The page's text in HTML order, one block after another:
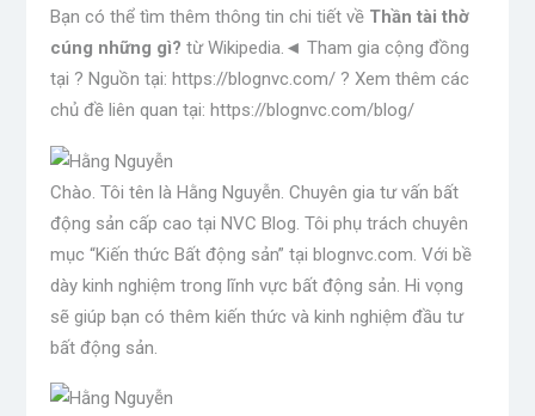
Bạn có thể tìm thêm thông tin chi tiết về Thần tài thờ
cúng những gì? từ Wikipedia.◄ Tham gia cộng đồng
tại ? Nguồn tại: https://blognvc.com/ ? Xem thêm các
chủ đề liên quan tại: https://blognvc.com/blog/
Chào. Tôi tên là Hằng Nguyễn. Chuyên gia tư vấn bất
động sản cấp cao tại NVC Blog. Tôi phụ trách chuyên
mục “Kiến thức Bất động sản” tại blognvc.com. Với bề
dày kinh nghiệm trong lĩnh vực bất động sản. Hi vọng
sẽ giúp bạn có thêm kiến ​​thức và kinh nghiệm đầu tư
bất động sản.